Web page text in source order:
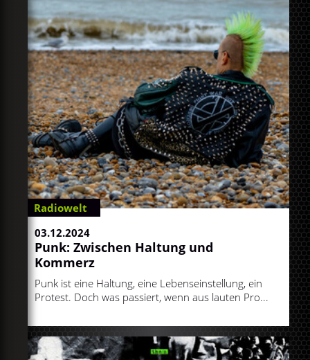
Radiowelt
03.12.2024
Punk: Zwischen Haltung und
Kommerz
Punk ist eine Haltung, eine Lebenseinstellung, ein
Protest. Doch was passiert, wenn aus lauten Pro...